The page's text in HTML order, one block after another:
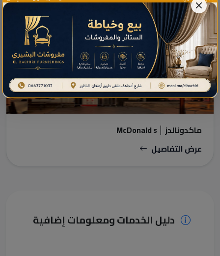
مطاعم
ماكدونالدز │ McDonald s
عرض التفاصيل
دليل الخدمات ومعلومات إضافية